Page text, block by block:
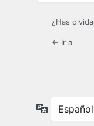
¿Has
← Ir a
Idioma